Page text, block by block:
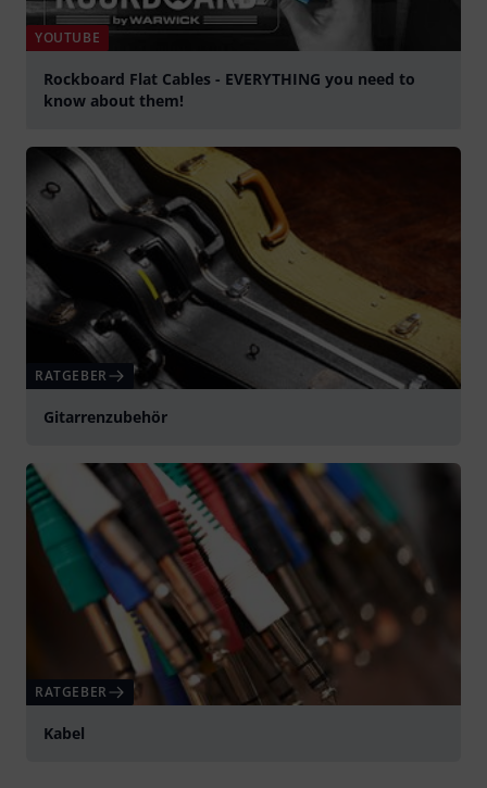
YOUTUBE
Rockboard Flat Cables - EVERYTHING you need to
know about them!
RATGEBER
Gitarrenzubehör
RATGEBER
Kabel